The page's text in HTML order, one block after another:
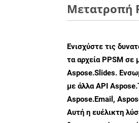
Μετατροπή
Ενισχύστε τις
τα αρχεία PPSM σε
Aspose.Slides.
με άλλα API
Aspose.Email,
Αυτή η ευέλικτη